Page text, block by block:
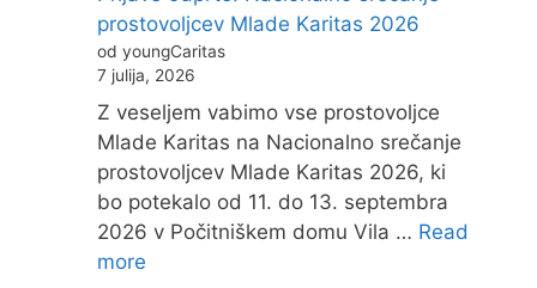
prostovoljcev Mlade Karitas 2026
od youngCaritas
7 julija, 2026
Z veseljem vabimo vse prostovoljce
Mlade Karitas na Nacionalno srečanje
prostovoljcev Mlade Karitas 2026, ki
bo potekalo od 11. do 13. septembra
2026 v Počitniškem domu Vila … Read
more